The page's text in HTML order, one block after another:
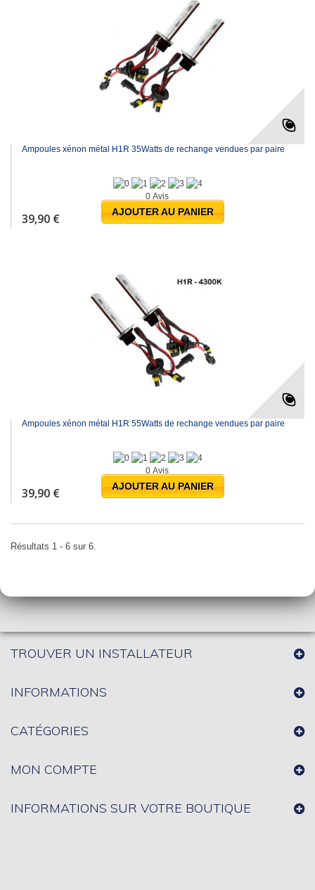
Ampoules xénon métal H1R 35Watts de rechange vendues par paire
0 Avis
39,90 € AJOUTER AU PANIER
Ampoules xénon métal H1R 55Watts de rechange vendues par paire
0 Avis
39,90 € AJOUTER AU PANIER
Résultats 1 - 6 sur 6.
TROUVER UN INSTALLATEUR
INFORMATIONS
CATÉGORIES
MON COMPTE
INFORMATIONS SUR VOTRE BOUTIQUE